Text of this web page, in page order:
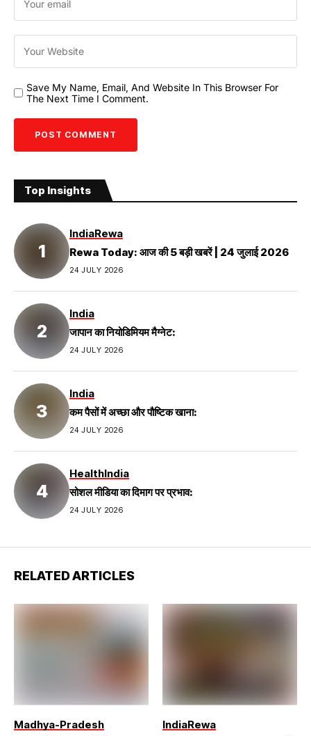
Save My Name, Email, And Website In This Browser For
The Next Time I Comment.
Top Insights
IndiaRewa
Rewa Today: आज की 5 बड़ी खबरें | 24 जुलाई 2026
24 JULY 2026
India
जापान का नियोडिमियम मैग्नेट:
24 JULY 2026
India
कम पैसों में अच्छा और पौष्टिक खाना:
24 JULY 2026
HealthIndia
सोशल मीडिया का दिमाग पर प्रभाव:
24 JULY 2026
RELATED ARTICLES
Madhya-Pradesh IndiaRewa